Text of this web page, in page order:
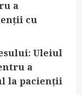
a
cu
: Uleiul
a
la pacienții